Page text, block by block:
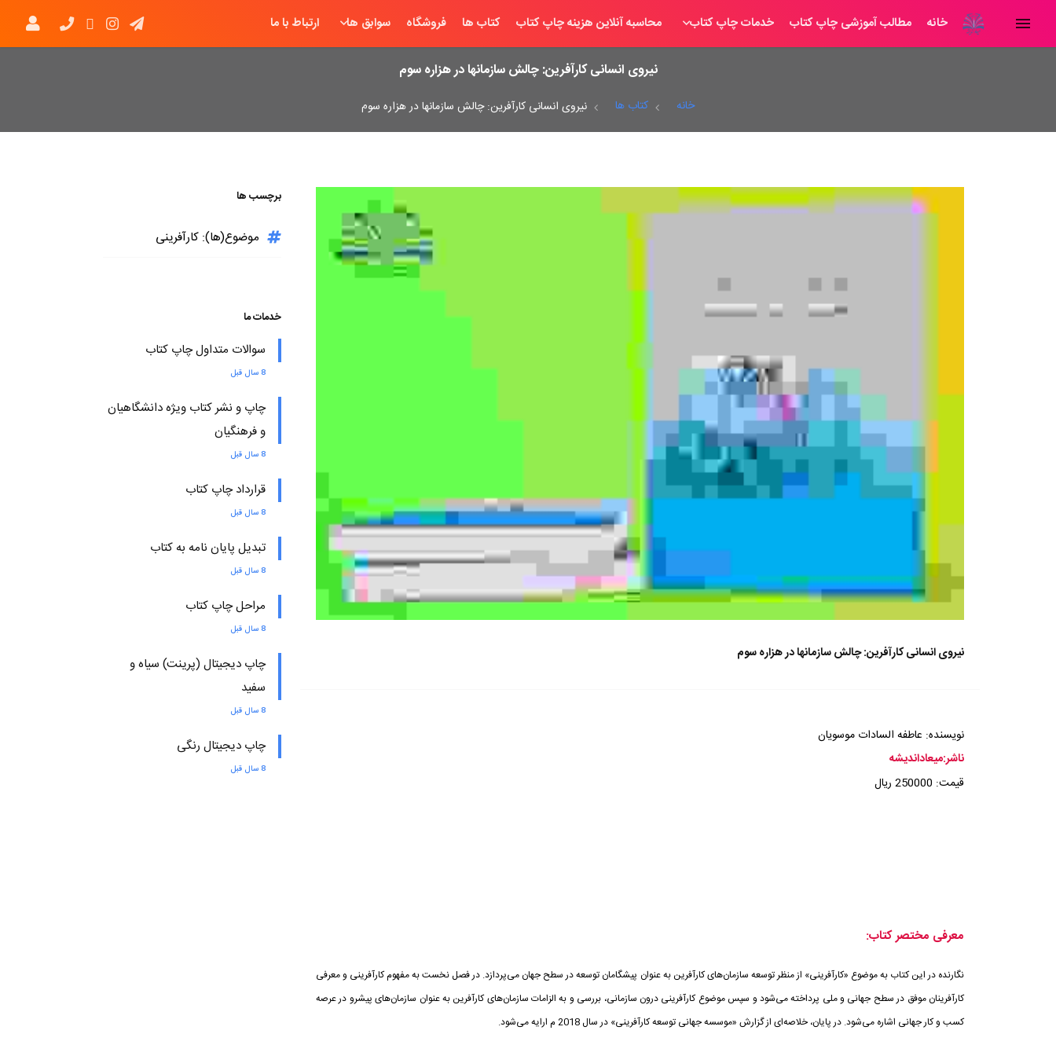
خانه مطالب آموزشی چاپ کتاب خدمات چاپ کتاب محاسبه آنلاین هزینه چاپ کتاب کتاب ها فروشگاه سوابق ها ارتباط با ما
نیروی انسانی کارآفرین: چالش سازمانها در هزاره سوم
خانه کتاب ها نیروی انسانی کارآفرین: چالش سازمانها در هزاره سوم
نیروی انسانی کارآفرین: چالش سازمانها در هزاره سوم
نویسنده: عاطفه السادات موسویان
ناشر:میعاداندیشه
قیمت: 250000 ریال
معرفی مختصر کتاب:
نگارنده در این کتاب به موضوع «کارآفرینی» از منظر توسعه سازمان‌های کارآفرین به عنوان پیشگامان توسعه در سطح جهان می‌پردازد. در فصل نخست به مفهوم کارآفرینی و معرفی
کارآفرینان موفق در سطح جهانی و ملی پرداخته می‌شود و سپس موضوع کارآفرینی درون سازمانی، بررسی و به الزامات سازمان‌های کارآفرین به عنوان سازمان‌های پیشرو در عرصه
کسب و کار جهانی اشاره می‌شود. در پایان، خلاصه‌ای از گزارش «موسسه جهانی توسعه کارآفرینی» در سال 2018 م ارایه می‌شود.
برچسب ها
موضوع(ها): کارآفرینی
خدمات ما
سوالات متداول چاپ کتاب
8 سال قبل
چاپ و نشر کتاب ویژه دانشگاهیان
و فرهنگیان
8 سال قبل
قرارداد چاپ کتاب
8 سال قبل
تبدیل پایان نامه به کتاب
8 سال قبل
مراحل چاپ کتاب
8 سال قبل
چاپ دیجیتال (پرینت) سیاه و
سفید
8 سال قبل
چاپ دیجیتال رنگی
8 سال قبل